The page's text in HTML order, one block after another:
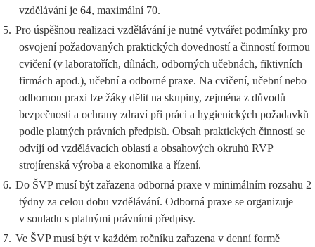
vzdělávání je 64, maximální 70.
5. Pro úspěšnou realizaci vzdělávání je nutné vytvářet podmínky pro
osvojení požadovaných praktických dovedností a činností formou
cvičení (v laboratořích, dílnách, odborných učebnách, fiktivních
firmách apod.), učební a odborné praxe. Na cvičení, učební nebo
odbornou praxi lze žáky dělit na skupiny, zejména z důvodů
bezpečnosti a ochrany zdraví při práci a hygienických požadavků
podle platných právních předpisů. Obsah praktických činností se
odvíjí od vzdělávacích oblastí a obsahových okruhů RVP
strojírenská výroba a ekonomika a řízení.
6. Do ŠVP musí být zařazena odborná praxe v minimálním rozsahu 2
týdny za celou dobu vzdělávání. Odborná praxe se organizuje
v souladu s platnými právními předpisy.
7. Ve ŠVP musí být v každém ročníku zařazena v denní formě